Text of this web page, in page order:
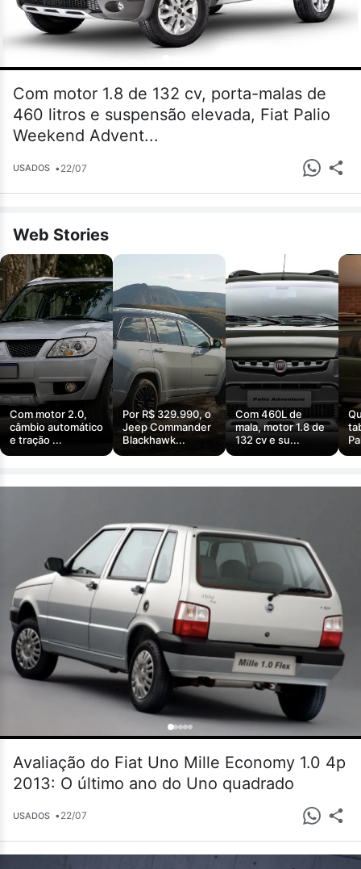
Com motor 1.8 de 132 cv, porta-malas de
460 litros e suspensão elevada, Fiat Palio
Weekend Advent...
USADOS •22/07
Web Stories
Com motor 2.0,
câmbio automático
e tração ...
Por R$ 329.990, o
Jeep Commander
Blackhawk...
Com 460L de
mala, motor 1.8 de
132 cv e su...
Avaliação do Fiat Uno Mille Economy 1.0 4p
2013: O último ano do Uno quadrado
USADOS •22/07